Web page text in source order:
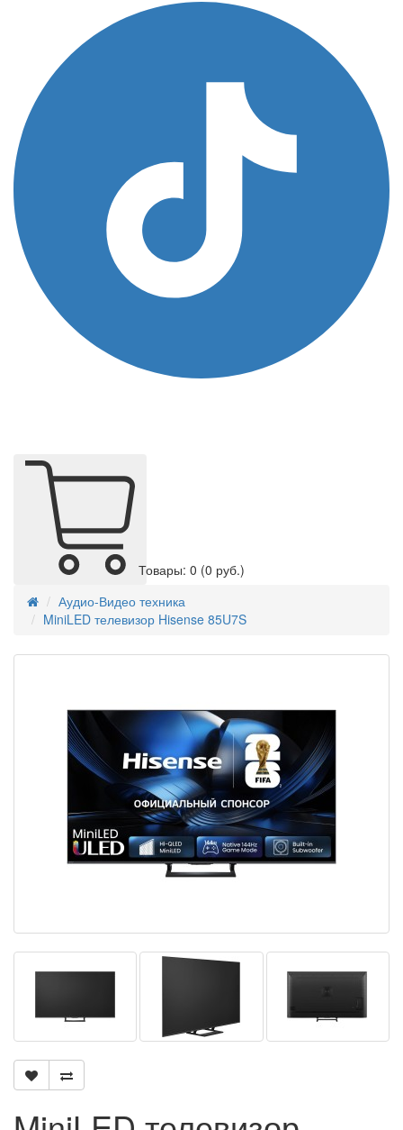
Товары: 0 (0 руб.)
Аудио-Видео техника
MiniLED телевизор Hisense 85U7S